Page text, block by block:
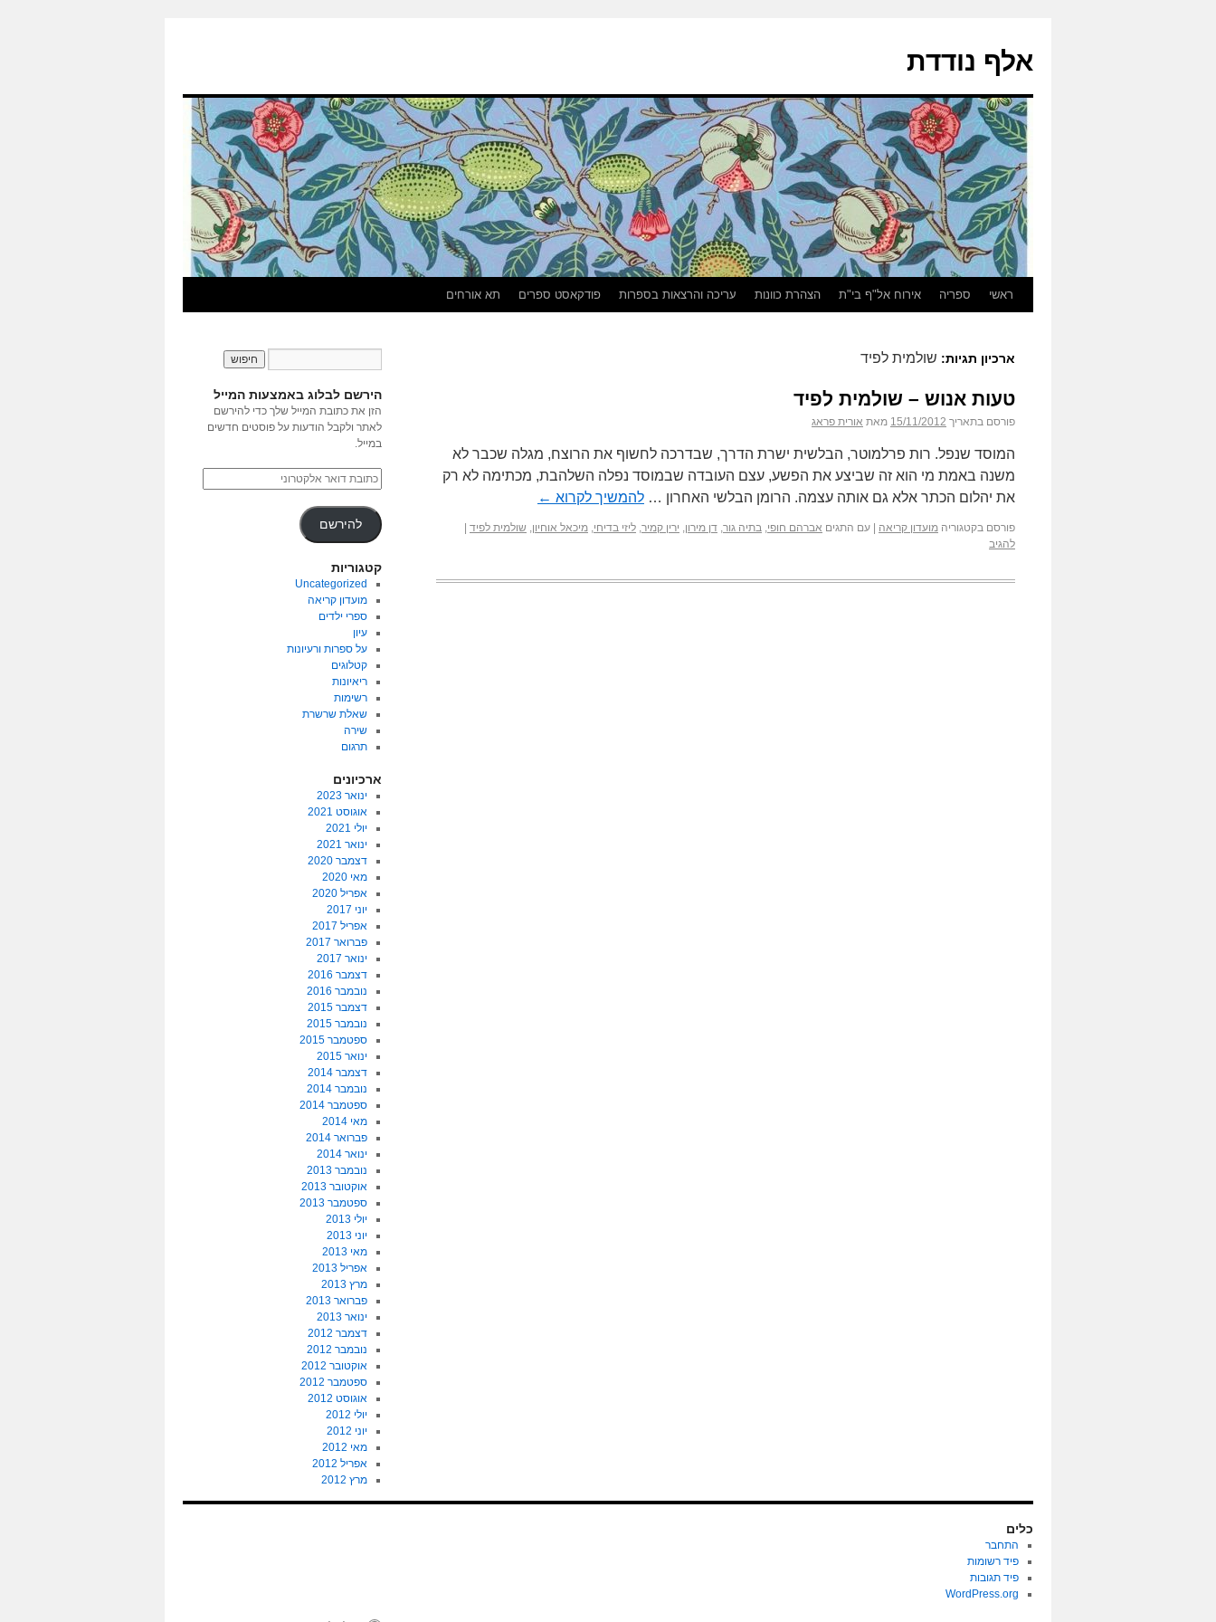
אלף נודדת
ראשי ספריה אירוח אל"ף בי"ת הצהרת כוונות עריכה והרצאות בספרות פודקאסט ספרים תא אורחים
ארכיון תגיות: שולמית לפיד
טעות אנוש – שולמית לפיד
פורסם בתאריך 15/11/2012 מאת אורית פראג
המוסד שנפל. רות פרלמוטר, הבלשית ישרת הדרך, שבדרכה לחשוף את הרוצח, מגלה שכבר לא
משנה באמת מי הוא זה שביצע את הפשע, עצם העובדה שבמוסד נפלה השלהבת, מכתימה לא רק
את יהלום הכתר אלא גם אותה עצמה. הרומן הבלשי האחרון … להמשיך לקרוא ←
פורסם בקטגוריה מועדון קריאה עם התגים אברהם חופי, בתיה גור, דן מירון, ירין קמיר, ליזי בדיחי, מיכאל אוחיון, שולמית לפיד
להגיב
הירשם לבלוג באמצעות המייל
הזן את כתובת המייל שלך כדי להירשם
לאתר ולקבל הודעות על פוסטים חדשים
במייל.
להירשם
קטגוריות
Uncategorized
מועדון קריאה
ספרי ילדים
עיון
על ספרות ורעיונות
קטלוגים
ריאיונות
רשימות
שאלת שרשרת
שירה
תרגום
ארכיונים
ינואר 2023
אוגוסט 2021
יולי 2021
ינואר 2021
דצמבר 2020
מאי 2020
אפריל 2020
יוני 2017
אפריל 2017
פברואר 2017
ינואר 2017
דצמבר 2016
נובמבר 2016
דצמבר 2015
נובמבר 2015
ספטמבר 2015
ינואר 2015
דצמבר 2014
נובמבר 2014
ספטמבר 2014
מאי 2014
פברואר 2014
ינואר 2014
נובמבר 2013
אוקטובר 2013
ספטמבר 2013
יולי 2013
יוני 2013
מאי 2013
אפריל 2013
מרץ 2013
פברואר 2013
ינואר 2013
דצמבר 2012
נובמבר 2012
אוקטובר 2012
ספטמבר 2012
אוגוסט 2012
יולי 2012
יוני 2012
מאי 2012
אפריל 2012
מרץ 2012
כלים
התחבר
פיד רשומות
פיד תגובות
WordPress.org